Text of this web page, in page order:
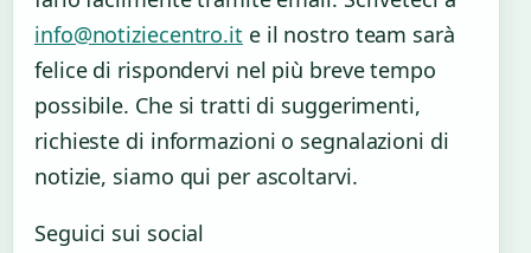
info@notiziecentro.it e il nostro team sarà
felice di rispondervi nel più breve tempo
possibile. Che si tratti di suggerimenti,
richieste di informazioni o segnalazioni di
notizie, siamo qui per ascoltarvi.
Seguici sui social